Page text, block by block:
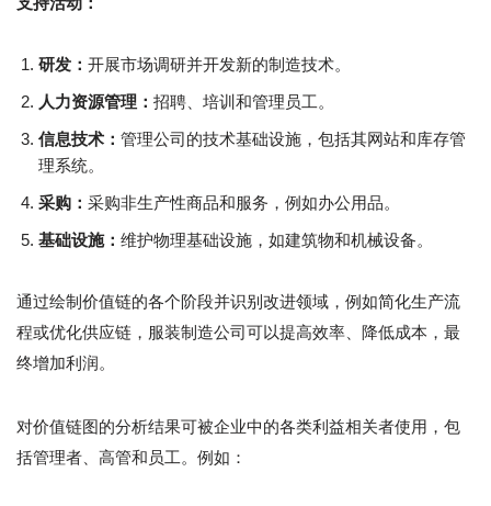
研发： 开展市场调研并开发新的制造技术。
人力资源管理： 招聘、培训和管理员工。
信息技术： 管理公司的技术基础设施，包括其网站和库存管
理系统。
采购： 采购非生产性商品和服务，例如办公用品。
基础设施： 维护物理基础设施，如建筑物和机械设备。
通过绘制价值链的各个阶段并识别改进领域，例如简化生产流
程或优化供应链，服装制造公司可以提高效率、降低成本，最
终增加利润。
对价值链图的分析结果可被企业中的各类利益相关者使用，包
括管理者、高管和员工。例如：